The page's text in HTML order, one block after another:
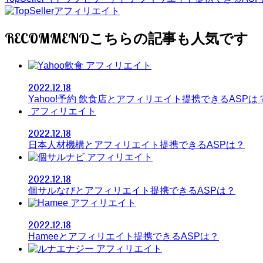
RECOMMEND
アフィリエイト
2022.12.18
Yahoo!予約 飲食店とアフィリエイト提携できるASPは
アフィリエイト
2022.12.18
日本人材機構とアフィリエイト提携できるASPは？
アフィリエイト
2022.12.18
個サルなびとアフィリエイト提携できるASPは？
アフィリエイト
2022.12.18
Hameeとアフィリエイト提携できるASPは？
アフィリエイト